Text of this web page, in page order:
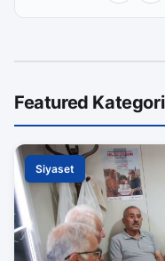
Featured
Siyaset